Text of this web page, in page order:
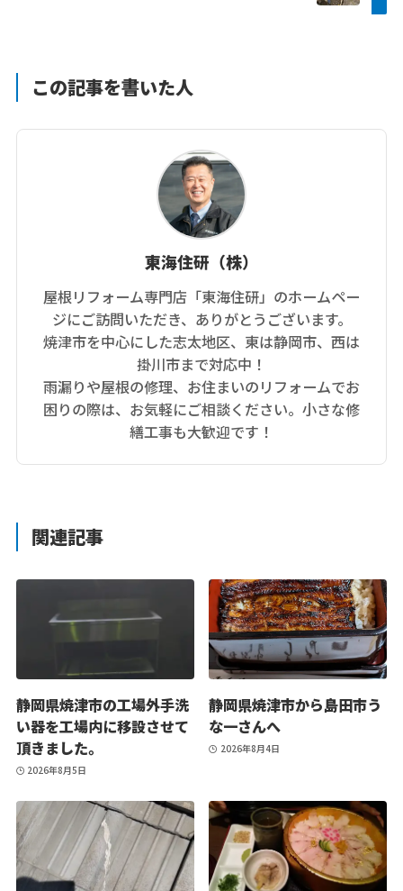
この記事を書いた人
東海住研（株）
屋根リフォーム専門店「東海住研」のホームペー
ジにご訪問いただき、ありがとうございます。
焼津市を中心にした志太地区、東は静岡市、西は
掛川市まで対応中！
雨漏りや屋根の修理、お住まいのリフォームでお
困りの際は、お気軽にご相談ください。小さな修
繕工事も大歓迎です！
関連記事
静岡県焼津市の工場外手洗
い器を工場内に移設させて
頂きました。
2026年8月5日
静岡県焼津市から島田市う
な一さんへ
2026年8月4日